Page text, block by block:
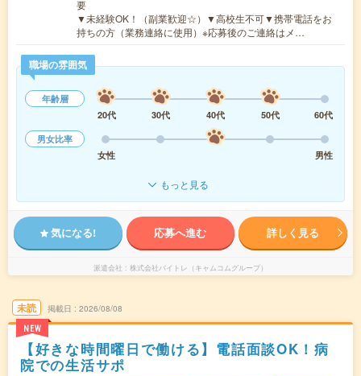
要
▼未経験OK！（副業歓迎☆）▼高校生不可▼携帯電話をお
持ちの方（業務連絡に使用）※応募後のご連絡はメ…
職場の雰囲気
年齢層
20代
30代 40代 50代
60代
男女比率
女性
男性
もっと見る
気になる! 応募へ進む 詳しく見る
派遣会社 株式会社バイトレ（キャムコムグループ）
未読
NEW
掲載日 2026/08/08
【好きな時間曜日で働ける】電話面談OK！病
院での生活サポ